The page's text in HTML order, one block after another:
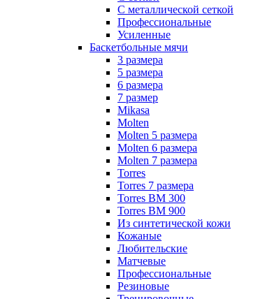
С металлической сеткой
Профессиональные
Усиленные
Баскетбольные мячи
3 размера
5 размера
6 размера
7 размер
Mikasa
Molten
Molten 5 размера
Molten 6 размера
Molten 7 размера
Torres
Torres 7 размера
Torres BM 300
Torres BM 900
Из синтетической кожи
Кожаные
Любительские
Матчевые
Профессиональные
Резиновые